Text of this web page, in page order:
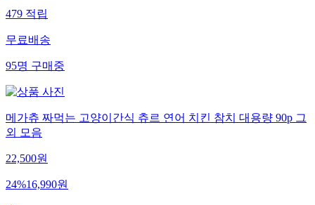
479적립
무료배송
95명구매중
메가츄 짜먹는 고양이간식 츄르 연어 치킨 참치 대용량 90p 그
외 모음
22,500원
24%16,990원